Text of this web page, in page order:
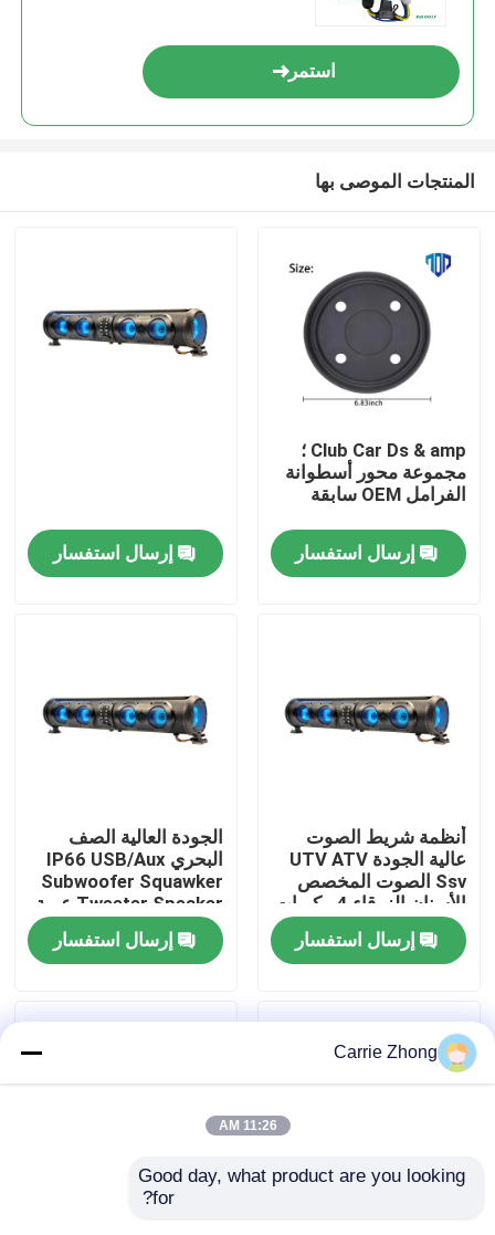
معلومات عنا
مراقبة الجودة
اتصل بنا
مرايا جانبية لعربة الجولف
استمر
المنتجات الموصى بها
Club Car Ds & amp ؛
مجموعة محور أسطوانة
الفرامل OEM سابقة
إرسال استفسار إرسال استفسار
أنظمة شريط الصوت
عالية الجودة UTV ATV
Ssv الصوت المخصص
الأسنان الزرقاء 4 مكبرات
الصوت التحكم عن بعد
IP66 عازل المياه USB إرسال استفسار
الجودة العالية الصف
البحري IP66 USB/Aux
Subwoofer Squawker
Tweeter Speaker عربة
الغولف الكهربائية شريط
الصوت بلوتوث
إرسال استفسار
Carrie Zhong
11:26 AM
Good day, what product are you looking
for?